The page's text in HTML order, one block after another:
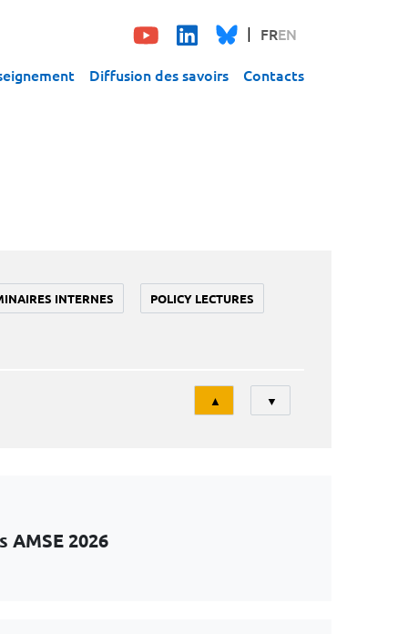
FREN
Diffusion des savoirs Contacts
INTERNES POLICY LECTURES
Tri
▲ ▼
2026